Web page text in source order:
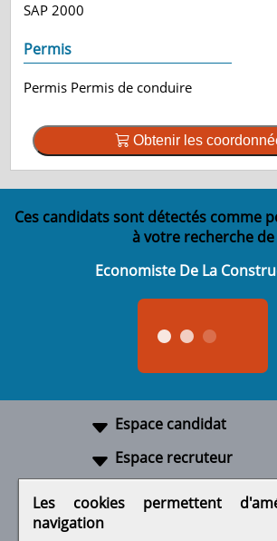
SAP 2000
Permis
Permis Permis de conduire
Obtenir les
Ces candidats sont détectés comme
à votre recherche de
Economiste De La
Espace candidat
Espace recruteur
Les cookies permettent
navigation